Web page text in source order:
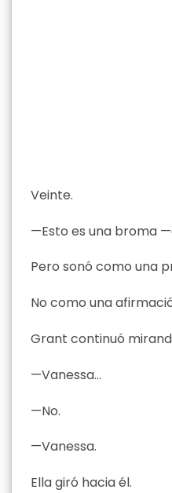
Veinte.
—Esto es una broma
Pero sonó como una
No como una
Grant continuó
—Vanessa…
—No.
—Vanessa.
Ella giró hacia él.